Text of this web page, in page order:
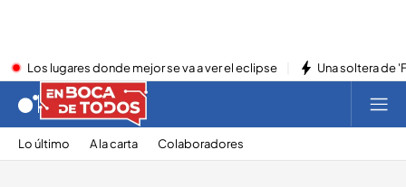
Los lugares donde mejor se va a ver el eclipse Una soltera de
Lo último A la carta Colaboradores